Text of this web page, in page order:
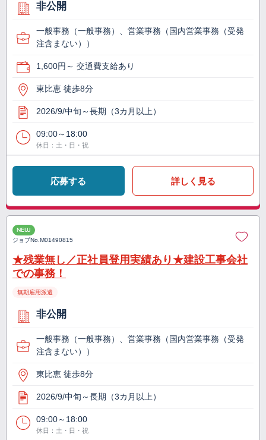
非公開
一般事務（一般事務）、営業事務（国内営業事務（受発
注含まない））
1,600円～ 交通費支給あり
東比恵 徒歩8分
2026/9/中旬～長期（3カ月以上）
09:00～18:00
休日：土・日・祝
応募する 詳しく見る
NEW
ジョブNo.M01490815
★残業無し／正社員登用実績あり★建設工事会社
での事務！
無期雇用派遣
非公開
一般事務（一般事務）、営業事務（国内営業事務（受発
注含まない））
東比恵 徒歩8分
2026/9/中旬～長期（3カ月以上）
09:00～18:00
休日：土・日・祝